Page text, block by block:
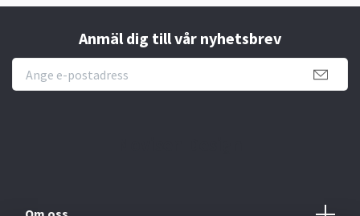
Anmäl dig till vår nyhetsbrev